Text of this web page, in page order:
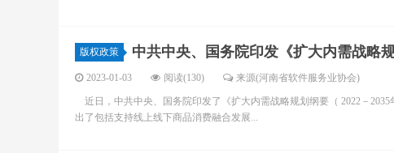
版权政策 中共中央、国务院印发《扩大内需战略
2023-01-03 阅读(130) 来源(河南省软件服务业协会)
近日，中共中央、国务院印发了《扩大内需战略规划纲要（ 2022－
出了包括支持线上线下商品消费融合发展...